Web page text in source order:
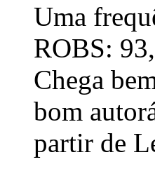
Uma
ROBS:
Chega
bom
partir de